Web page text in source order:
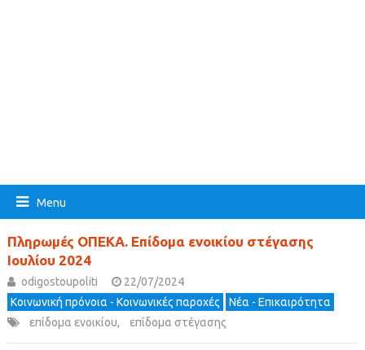
Menu
Πληρωμές ΟΠΕΚΑ. Επίδομα ενοικίου στέγασης
Ιουλίου 2024
odigostoupoliti
22/07/2024
Κοινωνική πρόνοια - Κοινωνικές παροχές
Νέα - Επικαιρότητα
επίδομα ενοικίου, επίδομα στέγασης